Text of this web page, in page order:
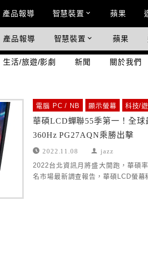
Main Menu
產品報導 智慧裝置 蘋果
國際科技情報
產品報導 智慧裝置 蘋果
生活/旅遊/影劇 新聞 關於我們
電腦 PC / NB 顯示螢幕 科技/
華碩LCD蟬聯55季第一！全
360Hz PG27AQN乘勝出擊
2022.11.08 jazz
2022台北資訊月將盛大開跑，華碩
名市場最新調查報告，華碩LCD螢